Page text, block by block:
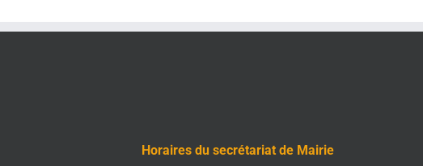
Horaires du secrétariat de Mairie